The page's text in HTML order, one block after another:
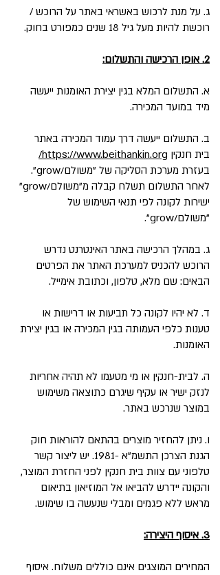
ג. על מנת לרכוש באשראי באתר על הרוכש /
רוכשת להיות מעל גיל 18 שנים כמפורט בחוק.
2. אופן הרכישה והתשלום:
א. התשלום המלא בגין יצירת האומנות ייעשה
מיד במועד המכירה.
ב. התשלום ייעשה דרך עמוד המכירה באתר
בית חנקין https://www.beithankin.org/
בעזרת מערכת הסליקה של "משולם/grow".
לאחר התשלום תשלח קבלה מ"משולם/grow"
ישירות לקונה לפי תנאי השימוש של
"משולם/grow".
ג. במהלך הרכישה באתר האינטרנט נדרש
הרוכש להכניס למערכת האתר את הפרטים
הבאים: שם מלא, טלפון, וכתובת אימייל.
ד. לא יהיו לקונה כל תביעות או דרישות או
טענות כלפי העמותה בגין המכירה או בגין יצירת
האומנות.
ה. לבית-חנקין או מי מטעמו לא תהיה אחריות
לנזק ישיר או עקיף שיגרם כתוצאה משימוש
במוצר שנרכש באתר.
ו. ניתן להחזיר מוצרים בהתאם להוראות חוק
הגנת הצרכן התשמ"א -1981. יש ליצור קשר
טלפוני עם צוות בית חנקין לפני החזרת המוצר,
והקונה יידרש להביאו אל המוזיאון בתיאום
מראש ללא פגמים ומבלי שנעשה בו שימוש.
3. איסוף היצירה:
המחירים המוצגים אינם כוללים משלוח. איסוף